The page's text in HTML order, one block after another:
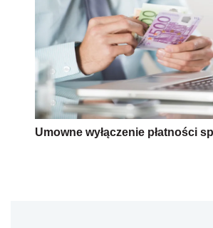
Umowne wyłączenie płatności